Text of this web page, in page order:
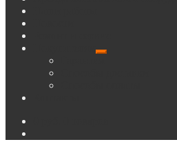
Развернутое